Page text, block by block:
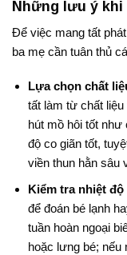
Những lưu ý
Để việc mang tất
ba mẹ cần tuân thủ
Lựa chọn chất
tất làm từ chất
hút mồ hôi tốt
độ co giãn tốt,
viền thun hằn sâu
Kiểm tra nhiệt
để đoán bé lạnh
tuần hoàn ngoại
hoặc lưng bé; nếu